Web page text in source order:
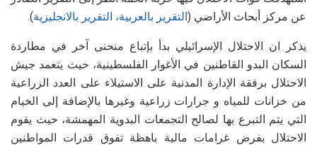
عن مركز أبحاث الأراضي (التقرير بالعربية، التقرير بالانجليزية).
يذكر ان الاحتلال الإسرائيلي بدأ بإتباع منحنى آخر في مطاردة
السكان البدو القاطنين في الأغوار الفلسطينية، حيث يتعمد جيش
الاحتلال برفقة الإدارة المدنية على الاستيلاء على العدد الزراعية
من خزانات للمياه و جرارات زراعية وغيرها بالإضافة إلى الخيام
التي يتم التبرع بها لصالح التجمعات البدوية المهمشة، حيث يقوم
الاحتلال بفرض غرامات مالية باهظة تفوق قدرات المواطنين